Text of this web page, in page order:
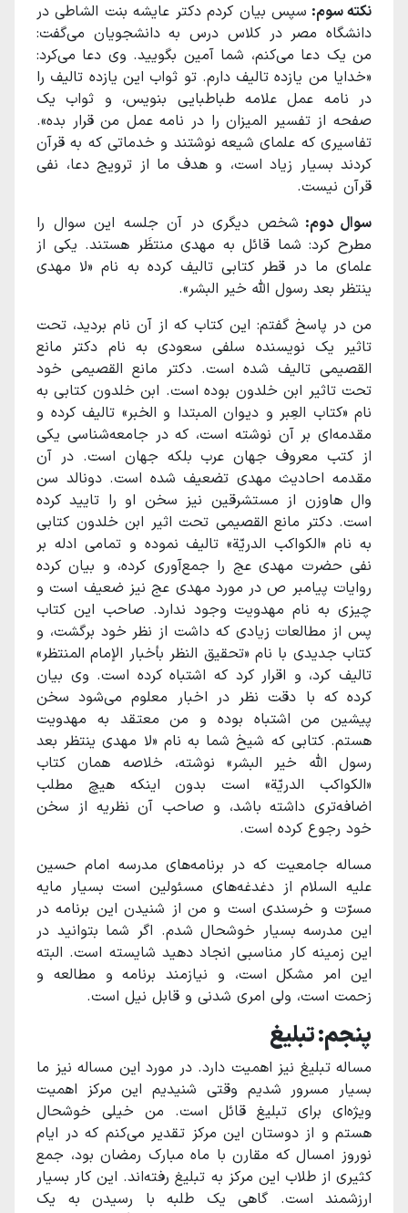
نکته سوم: سپس بیان کردم دکتر عایشه بنت الشاطی در
دانشگاه مصر در کلاس درس به دانشجویان می‌گفت:
من یک دعا می‌کنم، شما آمین بگویید. وی دعا می‌کرد:
«خدایا من یازده تالیف دارم. تو ثواب این یازده تالیف را
در نامه عمل علامه طباطبایی بنویس، و ثواب یک
صفحه از تفسیر المیزان را در نامه عمل من قرار بده».
تفاسیری که علمای شیعه نوشتند و خدماتی که به قرآن
کردند بسیار زیاد است، و هدف ما از ترویج دعا، نفی
قرآن نیست.
سوال دوم: شخص دیگری در آن جلسه این سوال را
مطرح کرد: شما قائل به مهدی منتظَر هستند. یکی از
علمای ما در قطر کتابی تالیف کرده به نام «لا مهدی
ینتظر بعد رسول الله خیر البشر».
من در پاسخ گفتم: این کتاب که از آن نام بردید، تحت
تاثیر یک نویسنده سلفی سعودی به نام دکتر مانع
القصیمی تالیف شده است. دکتر مانع القصیمی خود
تحت تاثیر ابن خلدون بوده است. ابن خلدون کتابی به
نام «کتاب العِبر و دیوان المبتدا و الخبر» تالیف کرده و
مقدمه‌ای بر آن نوشته است، که در جامعه‌شناسی یکی
از کتب معروف جهان عرب بلکه جهان است. در آن
مقدمه احادیث مهدی تضعیف شده است. دونالد سن
وال هاوزن از مستشرقین نیز سخن او را تایید کرده
است. دکتر مانع القصیمی تحت اثیر ابن خلدون کتابی
به نام «الکواکب الدریّة» تالیف نموده و تمامی ادله بر
نفی حضرت مهدی عج را جمع‌آوری کرده، و بیان کرده
روایات پیامبر ص در مورد مهدی عج نیز ضعیف است و
چیزی به نام مهدویت وجود ندارد. صاحب این کتاب
پس از مطالعات زیادی که داشت از نظر خود برگشت، و
کتاب جدیدی با نام «تحقیق النظر بأخبار الإمام المنتظر»
تالیف کرد، و اقرار کرد که اشتباه کرده است. وی بیان
کرده که با دقت نظر در اخبار معلوم می‌شود سخن
پیشین من اشتباه بوده و من معتقد به مهدویت
هستم. کتابی که شیخ شما به نام «لا مهدی ینتظر بعد
رسول الله خیر البشر» نوشته، خلاصه همان کتاب
«الکواکب الدریّة» است بدون اینکه هیچ مطلب
اضافه‌تری داشته باشد، و صاحب آن نظریه از سخن
خود رجوع کرده است.
مساله جامعیت که در برنامه‌های مدرسه امام حسین
علیه السلام از دغدغه‌های مسئولین است بسیار مایه
مسرّت و خرسندی است و من از شنیدن این برنامه در
این مدرسه بسیار خوشحال شدم. اگر شما بتوانید در
این زمینه کار مناسبی انجاد دهید شایسته است. البته
این امر مشکل است، و نیازمند برنامه و مطالعه و
زحمت است، ولی امری شدنی و قابل نیل است.
پنجم: تبلیغ
مساله تبلیغ نیز اهمیت دارد. در مورد این مساله نیز ما
بسیار مسرور شدیم وقتی شنیدیم این مرکز اهمیت
ویژه‌ای برای تبلیغ قائل است. من خیلی خوشحال
هستم و از دوستان این مرکز تقدیر می‌کنم که در ایام
نوروز امسال که مقارن با ماه مبارک رمضان بود، جمع
کثیری از طلاب این مرکز به تبلیغ رفته‌اند. این کار بسیار
ارزشمند است. گاهی یک طلبه‌ با رسیدن به یک